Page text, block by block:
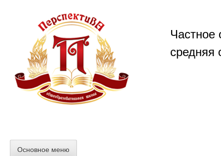
содержимому
Частное
средняя
Основное меню